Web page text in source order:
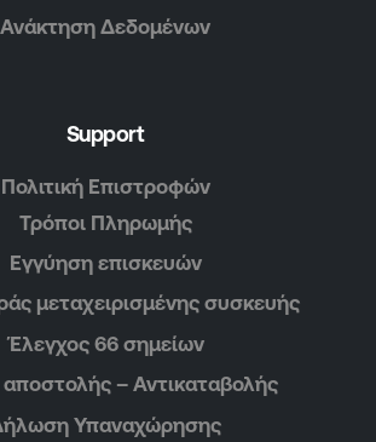
Ανάκτηση Δεδομένων
Support
Πολιτική Επιστροφών
Τρόποι Πληρωμής
Εγγύηση επισκευών
μεταχειρισμένης συσκευής
Έλεγχος 66 σημείων
αποστολής – Αντικαταβολής
Υπαναχώρησης